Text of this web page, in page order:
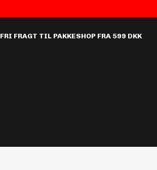
FRI FRAGT TIL PAKKESHOP FRA 599 DKK